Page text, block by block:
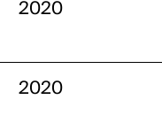
2020
2020